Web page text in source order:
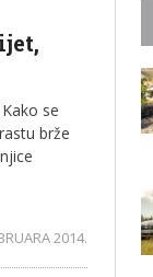
se
brže
2014.